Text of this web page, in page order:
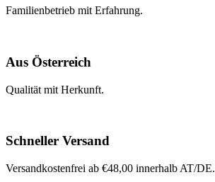
Familienbetrieb mit Erfahrung.
Aus Österreich
Qualität mit Herkunft.
Schneller Versand
Versandkostenfrei ab €48,00 innerhalb AT/DE.